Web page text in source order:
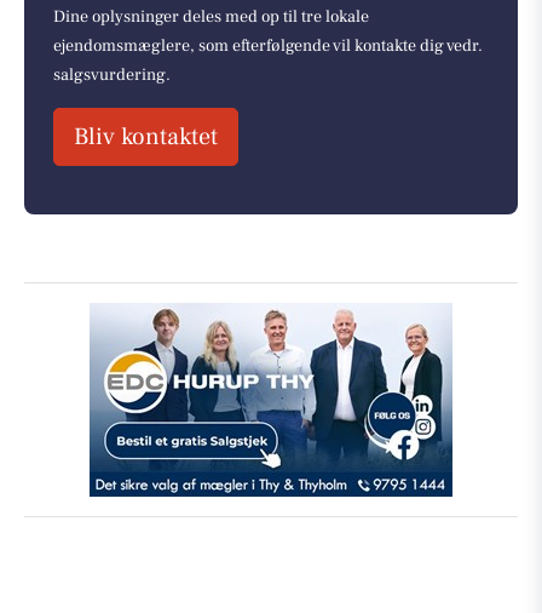
Dine oplysninger deles med op til tre lokale
ejendomsmæglere, som efterfølgende vil kontakte dig vedr.
salgsvurdering.
Bliv kontaktet